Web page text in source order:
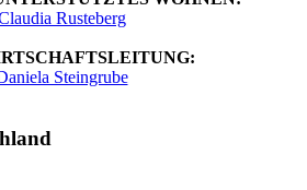
Rusteberg
Steingrube